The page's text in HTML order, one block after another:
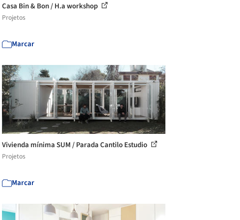
Casa Bin & Bon / H.a workshop
Projetos
Marcar
Vivienda mínima SUM / Parada Cantilo Estudio
Projetos
Marcar